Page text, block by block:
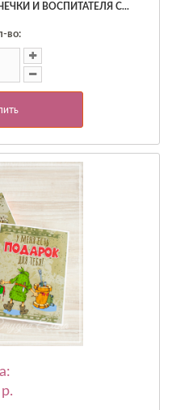
И ВОСПИТАТЕЛЯ С...
во: